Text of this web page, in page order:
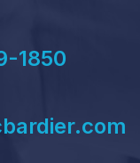
1850